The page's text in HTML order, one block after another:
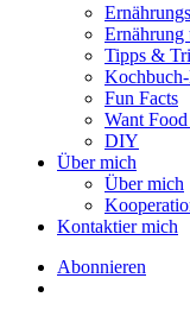
Ernährung
Tipps &
Fun Facts
Want
DIY
Über mich
Über mich
Kontaktier mich
Abonnieren